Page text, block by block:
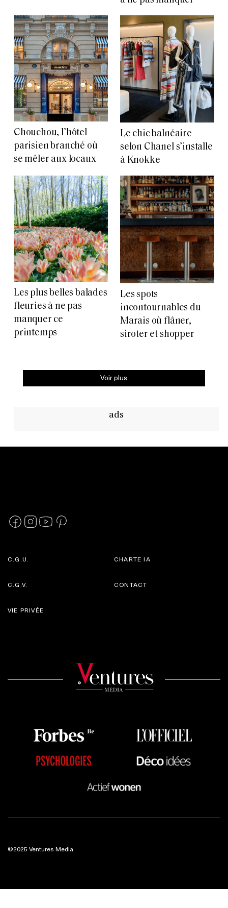
Chouchou, l’hôtel
parisien branché où
se mêler aux locaux
Le chic balnéaire
selon Chanel s’installe
à Knokke
Les plus belles balades
fleuries à ne pas
manquer ce
printemps
Les spots
incontournables du
Marais où flâner,
siroter et shopper
Voir plus
ads
C.G.U.
C.G.V.
CHARTE IA
CONTACT
VIE PRIVÉE
©2025 Ventures Media